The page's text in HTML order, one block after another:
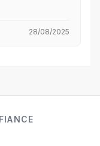
28/08/2025